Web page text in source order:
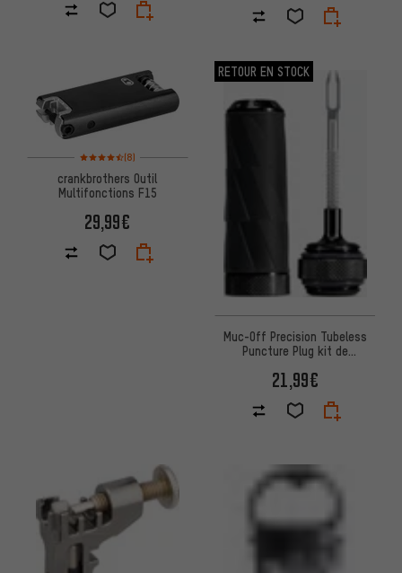
Note moyenne : 4,5 sur 5 d'après 8 avis
(8)
crankbrothers Outil
Multifonctions F15
29,99€
RETOUR EN STOCK
Muc-Off Precision Tubeless
Puncture Plug kit de
21,99€